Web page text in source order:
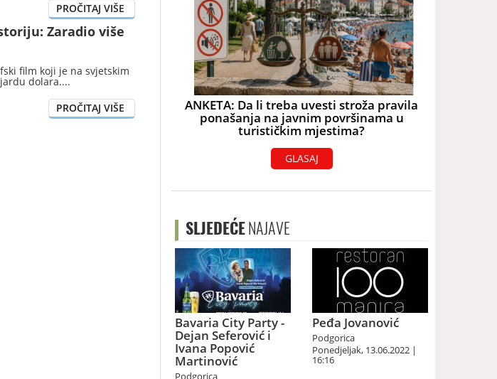
Zaradio više
film koji je na svjetskim
dolara.
ANKETA: Da li treba uvesti stroža pravila
ponašanja na javnim površinama u
turističkim mjestima?
GLASAJ
SLJEDEĆENAJAVE
Bavaria City Party -
Dejan Seferović i
Ivana Popović
Martinović
Podgorica
Peđa Jovanović
Podgorica
Ponedjeljak, 13.06.2022 |
16:16